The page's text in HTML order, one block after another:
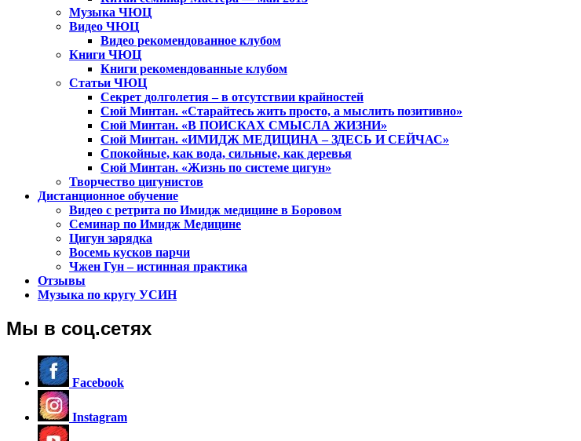
Музыка ЧЮЦ
Видео ЧЮЦ
Видео рекомендованное клубом
Книги ЧЮЦ
Книги рекомендованные клубом
Статьи ЧЮЦ
Секрет долголетия – в отсутствии крайностей
Сюй Минтан. «Старайтесь жить просто, а мыслить позитивно»
Сюй Минтан. «В ПОИСКАХ СМЫСЛА ЖИЗНИ»
Сюй Минтан. «ИМИДЖ МЕДИЦИНА – ЗДЕСЬ И СЕЙЧАС»
Спокойные, как вода, сильные, как деревья
Сюй Минтан. «Жизнь по системе цигун»
Творчество цигунистов
Дистанционное обучение
Видео с ретрита по Имидж медицине в Боровом
Семинар по Имидж Медицине
Цигун зарядка
Восемь кусков парчи
Чжен Гун – истинная практика
Отзывы
Музыка по кругу УСИН
Мы в соц.сетях
Facebook
Instagram